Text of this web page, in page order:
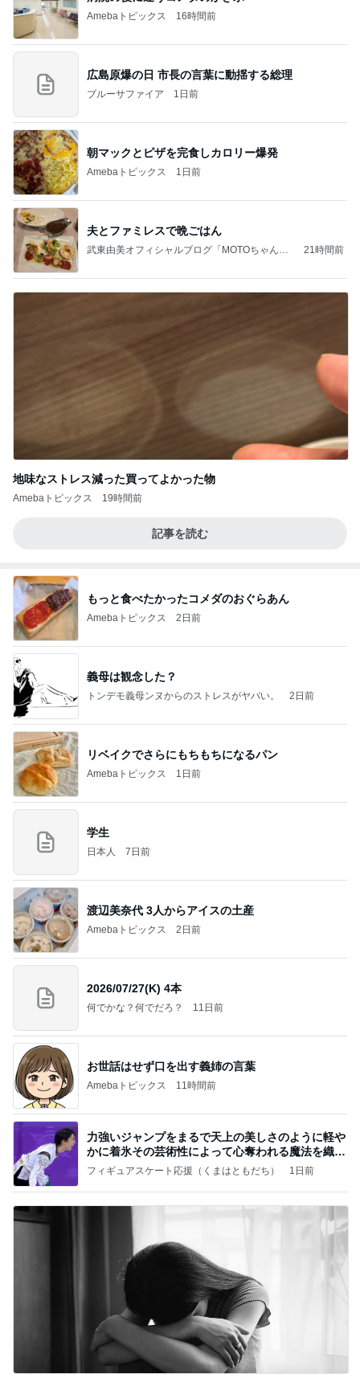
Amebaトピックス 16時間前
広島原爆の日 市長の言葉に動揺する総理
ブルーサファイア 1日前
朝マックとピザを完食しカロリー爆発
Amebaトピックス 1日前
夫とファミレスで晩ごはん
武東由美オフィシャルブログ「MOTOちゃんと
21時間前
地味なストレス減った買ってよかった物
Amebaトピックス 19時間前
記事を読む
もっと食べたかったコメダのおぐらあん
Amebaトピックス 2日前
義母は観念した？
トンデモ義母ンヌからのストレスがヤバい。 2日前
リベイクでさらにもちもちになるパン
Amebaトピックス 1日前
学生
日本人 7日前
渡辺美奈代 3人からアイスの土産
Amebaトピックス 2日前
2026/07/27(K) 4本
何でかな？何でだろ？ 11日前
お世話はせず口を出す義姉の言葉
Amebaトピックス 11時間前
力強いジャンプをまるで天上の美しさのように軽や
かに着氷その芸術性によって心奪われる魔法を織り
なす
フィギュアスケート応援（くまはともだち） 1日前